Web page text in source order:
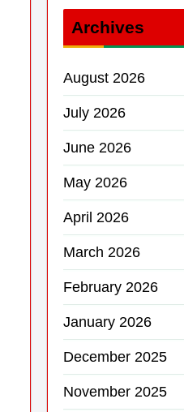
Archives
August 2026
July 2026
June 2026
May 2026
April 2026
March 2026
February 2026
January 2026
December 2025
November 2025